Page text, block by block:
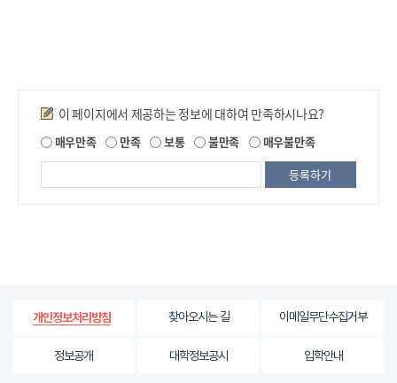
만족도조사
이 페이지에서 제공하는 정보에 대하여 만족하시나요?
매우만족 만족 보통 불만족 매우불만족
되
는
가
용
개인정보처리방침 찾아오시는 길 이메일무단수집거부
정보공개 대학정보공시 입학안내